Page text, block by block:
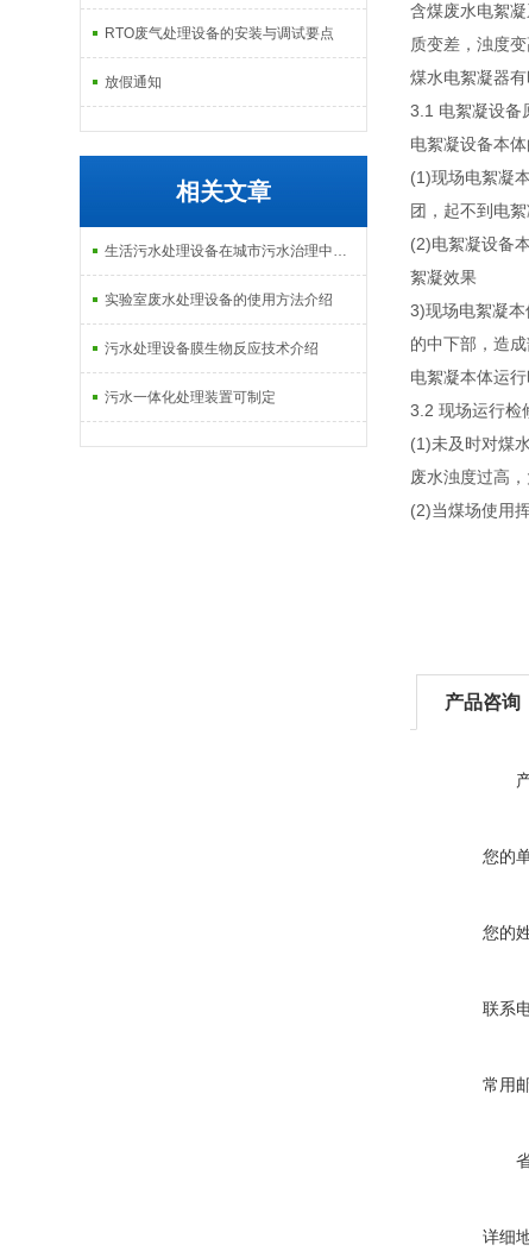
RTO废气处理设备的安装与调试要点
放假通知
相关文章
生活污水处理设备在城市污水治理中的应用介绍
实验室废水处理设备的使用方法介绍
污水处理设备膜生物反应技术介绍
污水一体化处理装置可制定
含煤废水电絮
质变差，浊度变
煤水电絮凝器
3.1 电絮凝设备
电絮凝设备本
(1)现场电絮凝
团，起不到电
(2)电絮凝设备
絮凝效果
3)现场电絮凝
的中下部，造
电絮凝本体运
3.2 现场运行检
(1)未及时对煤
废水浊度过高
(2)当煤场使用
产品咨询
您的
您的
联系
常用
详细